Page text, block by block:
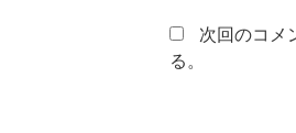
次回のコメ
る。